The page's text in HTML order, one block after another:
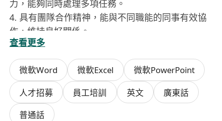
力，能夠同時處理多項任務。
4. 具有團隊合作精神，能與不同職能的同事有效協
作，維持良好關係。
5. 歡迎新畢業生投遞。
福利：
1. 定期舉辦員工培訓課程，促進專業技能與個人成
長機會。
2. 創造開放包容的工作環境，鼓勵創新思維與團隊
查看更多
微軟Word 微軟Excel
微軟PowerPoint
人才招募
員工培訓 英文
廣東話
普通話